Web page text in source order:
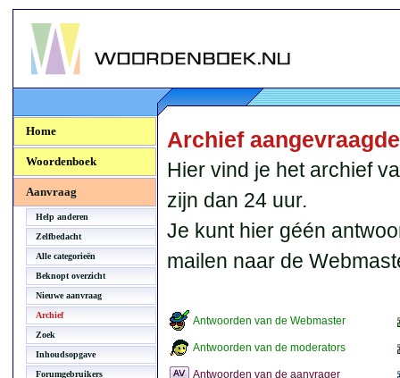
Woordenboek.NU
Home
Woordenboek
Aanvraag
Help anderen
Zelfbedacht
Alle categorieën
Beknopt overzicht
Nieuwe aanvraag
Archief
Zoek
Inhoudsopgave
Forumgebruikers
Archief
Hier vind je het archief
zijn dan 24 uur.
Je kunt hier géén
mailen naar de
Antwoorden van de Webmaster
Antwoorden van de moderators
Antwoorden van de aanvrager